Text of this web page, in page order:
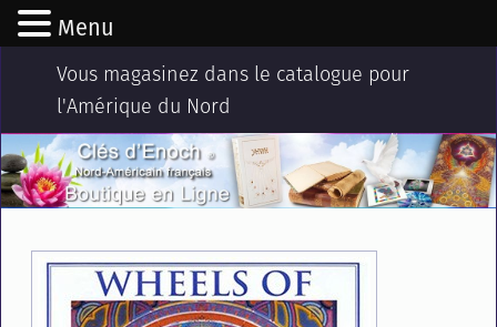
Vous magasinez dans le catalogue pour
l'Amérique du Nord
Menu